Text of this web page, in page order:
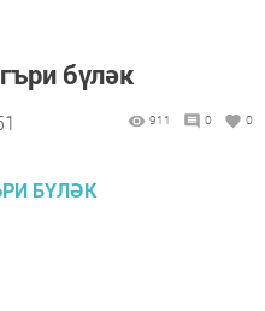
бүләк
911 0 0